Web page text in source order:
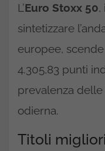
L’Euro Stoxx 50,
sintetizzare
europee,
4.305,83 punti
prevalenza
odierna.
Titoli